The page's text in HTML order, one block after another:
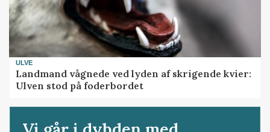
ULVE
Landmand vågnede ved lyden af skrigende kvier:
Ulven stod på foderbordet